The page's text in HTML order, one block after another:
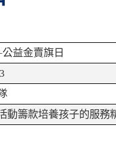
公益金賣旗日
動籌款培養孩子的服務